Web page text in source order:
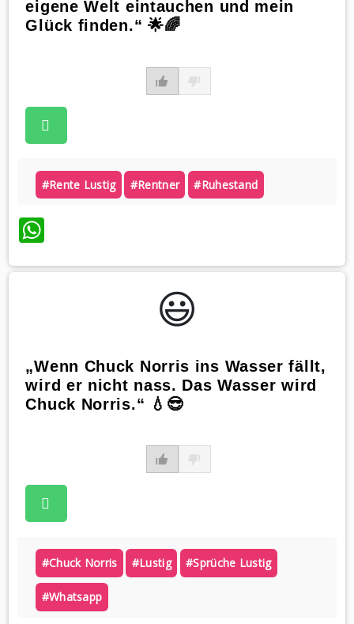
eigene Welt eintauchen und mein
Glück finden.“ 🌟🌈
#rente Lustig #rentner #ruhestand
WhatsApp
😃️
„Wenn Chuck Norris ins Wasser fällt,
wird er nicht nass. Das Wasser wird
Chuck Norris.“ 💧😎
#chuck Norris #lustig #sprüche Lustig
#whatsapp